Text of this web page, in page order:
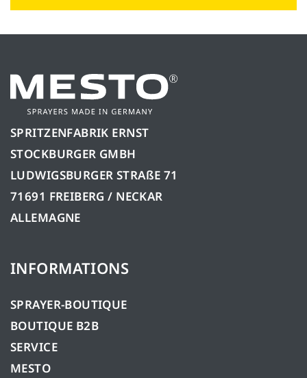
SPRITZENFABRIK ERNST
STOCKBURGER GMBH
LUDWIGSBURGER STRAßE 71
71691 FREIBERG / NECKAR
ALLEMAGNE
INFORMATIONS
SPRAYER-BOUTIQUE
BOUTIQUE B2B
SERVICE
MESTO